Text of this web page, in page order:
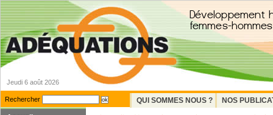
Jeudi 6 août 2026
Rechercher QUI SOMMES NOUS ?
NOS